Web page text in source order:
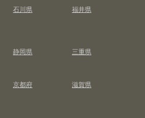
石川県
福井県
静岡県
三重県
京都府
滋賀県